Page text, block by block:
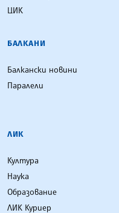
ЦИК
БАЛКАНИ
Балкански новини
Паралели
ЛИК
Култура
Наука
Образование
ЛИК Куриер